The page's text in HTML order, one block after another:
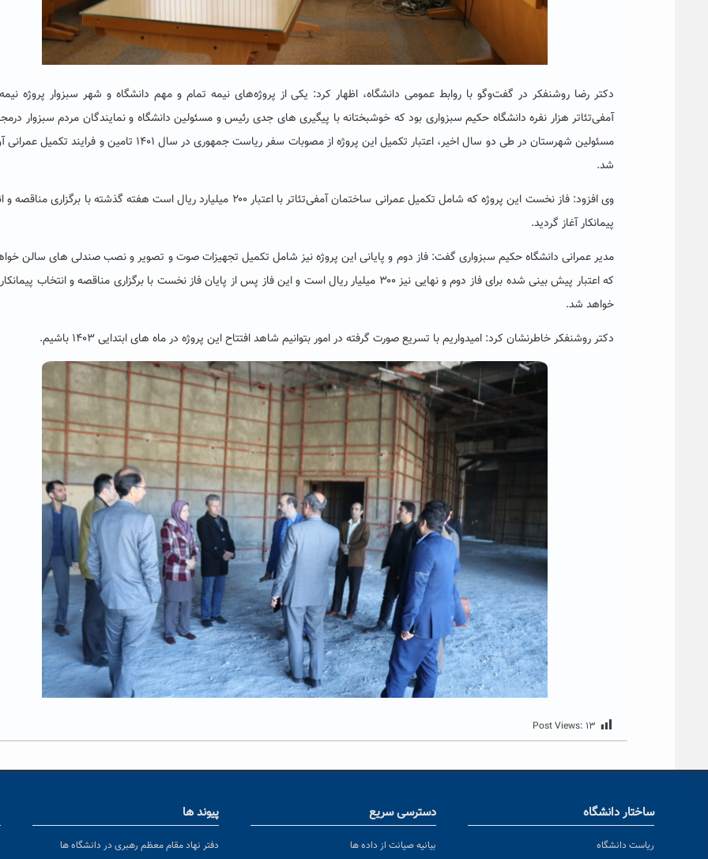
دکتر رضا روشنفکر در گفت‌وگو با روابط عمومی دانشگاه، اظهار کرد: یکی از پروژه‌های نیمه تمام و مهم دانشگاه و شهر سبزوار پروژه
آمفی‌تئاتر هزار نفره دانشگاه حکیم سبزواری بود که خوشبختانه با پیگیری های جدی رئیس و مسئولین دانشگاه و نمایندگان مردم سبزوار
مسئولین شهرستان در طی دو سال اخیر، اعتبار تکمیل این پروژه از مصوبات سفر ریاست جمهوری در سال ۱۴۰۱ تامین و
شد.
وی افزود: فاز نخست این پروژه که شامل تکمیل عمرانی ساختمان آمفی‌تئاتر با اعتبار ۲۰۰ میلیارد ریال است هفته گذشته با برگزاری
پیمانکار آغاز گردید.
مدیر عمرانی دانشگاه حکیم سبزواری گفت: فاز دوم و پایانی این پروژه نیز شامل تکمیل تجهیزات صوت و تصویر و نصب صندلی های سالن
که اعتبار پیش بینی شده برای فاز دوم و نهایی نیز ۳۰۰ میلیار ریال است و این فاز پس از پایان فاز نخست با برگزاری مناقصه و انتخاب
خواهد شد.
دکتر روشنفکر خاطرنشان کرد: امیدواریم با تسریع صورت گرفته در امور بتوانیم شاهد افتتاح این پروژه در ماه های ابتدایی ۱۴۰۳ باشیم.
Post Views: ۱۳
ساختار دانشگاه
ریاست دانشگاه
دسترسی سریع
بیانیه صیانت از داده ها
پیوند ها
دفتر نهاد مقام معظم رهبری در دانشگاه ها